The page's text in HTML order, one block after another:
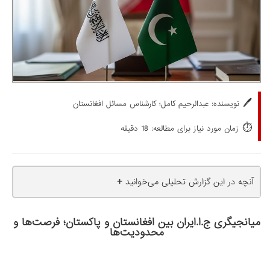
🖊️ نویسنده: عبدالرحیم کامل؛ کارشناس مسائل افغانستان
⏱️ زمان مورد نیاز برای مطالعه: 18 دقیقه
آنچه در این گزارش تحلیلی می‌خوانید +
میانجیگری ج.ا.ایران بین افغانستان و پاکستان؛ فرصت‌ها و
محدودیت‌ها